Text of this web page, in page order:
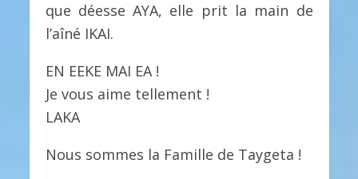
que déesse AYA, elle prit la main de
l’aîné IKAI.
EN EEKE MAI EA !
Je vous aime tellement !
LAKA
Nous sommes la Famille de Taygeta !